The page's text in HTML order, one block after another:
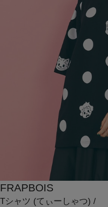
FRAPBOIS
Tシャツ (てぃーしゃつ) /